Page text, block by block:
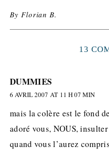
ByFlorian B.
13
DUMMIES
6 AVRIL 2007 AT 11 H 07 MIN
mais la colère est le fond
adoré vous, NOUS,
quand vous l’aurez